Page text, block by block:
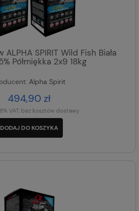
SPIRIT Wild Fish Biała
Półmiękka 2x9 18kg
Alpha Spirit
494,90 zł
VAT, bez kosztów dostawy
DODAJ DO KOSZYKA